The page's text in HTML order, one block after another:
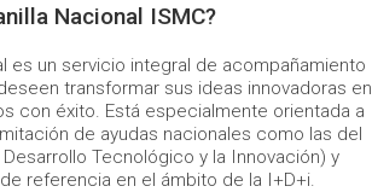
Nacional ISMC?
es un servicio integral de acompañamiento
transformar sus ideas innovadoras en
con éxito. Está especialmente orientada a
de ayudas nacionales como las del
Tecnológico y la Innovación) y
referencia en el ámbito de la I+D+i.